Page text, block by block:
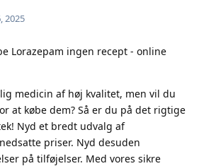
2025
Lorazepam ingen recept - online
medicin af høj kvalitet, men vil du
at købe dem? Så er du på det rigtige
Nyd et bredt udvalg af
priser. Nyd desuden
på tilføjelser. Med vores sikre